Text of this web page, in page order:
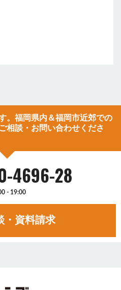
。福岡県内＆福岡市近郊での
相談・お問い合わせくださ
4696-28
- 19:00
・資料請求